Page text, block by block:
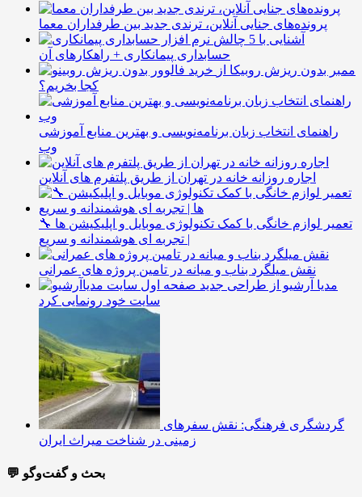
پرونده‌های جنایی آنلاین، ترندی جدید بین طرفداران معما
آشنایی با 5 چالش
حسابداری پیمانکاری + راهکارهای آن
ممبر بدون ریزش روبیکا از
کجا بخریم؟
راهنمای انتخاب زبان برنامه‌نویسی و بهترین منابع آموزشی
وب
اجاره روزانه خانه در تهران از طریق پلتفرم های آنلاین
🔧 تعمیر لوازم خانگی با کمک تکنولوژی موبایل و اپلیکیشن ها
| تجربه ای هوشمندانه و سریع
نقش میلگرد بناب و میانه در تامین پروژه های عمرانی
مدیا آرشیو از طراحی جدید
سایت خود رونمایی کرد
گردشگری فرهنگی: نقش سفرهای
زمینی در شناخت میراث ایران
💬 بحث و گفت‌وگو